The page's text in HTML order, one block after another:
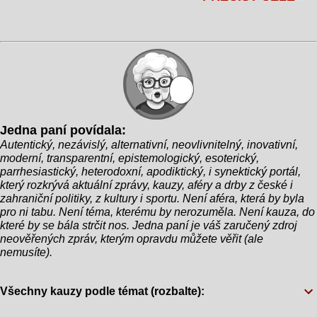
budou muset přeplavat. „Je to skvělý způsob, jak
demonstrovat, že sport není jen o soutěžení, ale
také o překonávání překážek,“ p...
ale zatraceně bystrý!" Publikum ocenilo tuto
poznámku bouřlivým potleskem a smíchem, což
však bylo jen začátkem celé komické situace.
Moderátor se rozhodl pokračovat v rozhovoru a
položil prezidentovi otázku o jeho věku. Biden se
zarazil a s úsměvem prohlásil: "Na svůj věk si
nepamatuji. Ale vím, že jsem byl ještě mlád, když
jsem se setkal s mým dobrým přítelem,
Napoleonem z Francie. Skvělý chlapík, měli jsme
spoustu dobrodružství!" Při této zmínce publikum i
ostatní kandidáti zůstali v šoku. "Myslíte Napoleona
Bonaparteho?" zeptal se zmateně jeden z
oponentů. Biden sebejistě přikývl: "Ano, přesně tak.
Jedna paní povídala:
Autentický, nezávislý, alternativní, neovlivnitelný, inovativní,
moderní, transparentní, epistemologický, esoterický,
parrhesiastický, heterodoxní, apodiktický, i synektický portál,
který rozkrývá aktuální zprávy, kauzy, aféry a drby z české i
zahraniční politiky, z kultury i sportu. Není aféra, která by byla
pro ni tabu. Není téma, kterému by nerozuměla. Není kauza, do
které by se bála strčit nos. Jedna paní je váš zaručený zdroj
neověřených zpráv, kterým opravdu můžete věřit (ale
nemusíte).
Všechny kauzy podle témat (rozbalte):